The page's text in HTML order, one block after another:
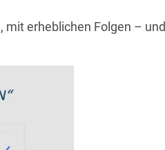
mit erheblichen Folgen – und